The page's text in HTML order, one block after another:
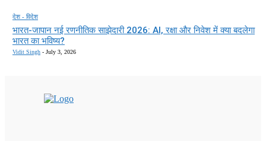
देश - विदेश
भारत-जापान नई रणनीतिक साझेदारी 2026: AI, रक्षा और निवेश में क्या बदलेगा
भारत का भविष्य?
Vidit Singh - July 3, 2026